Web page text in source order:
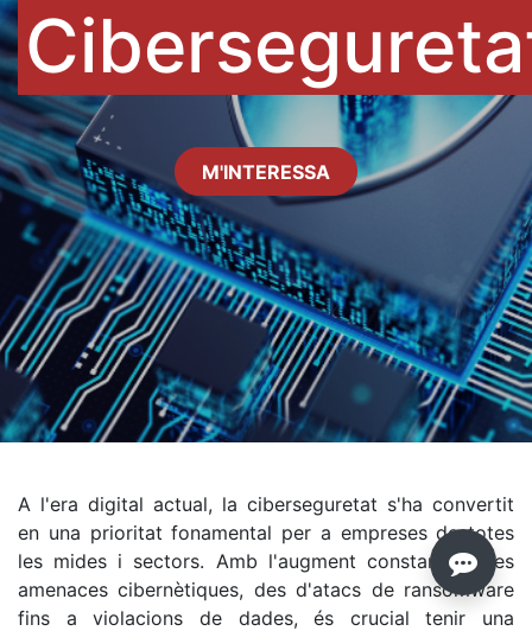
M'INTERESSA
A l'era digital actual, la ciberseguretat s'ha convertit
en una prioritat fonamental per a empreses de totes
les mides i sectors. Amb l'augment constant de les
amenaces cibernètiques, des d'atacs de ransomware
fins a violacions de dades, és crucial tenir una